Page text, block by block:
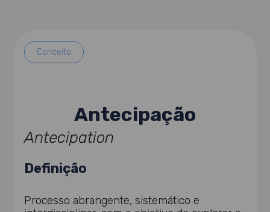
Conceito
Antecipação
Antecipation
Definição
Processo abrangente, sistemático e